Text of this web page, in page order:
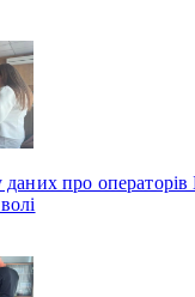
даних про